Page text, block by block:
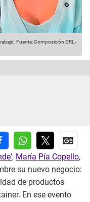
Fuente: Composición GRL-
, María Pía Copello,
su nuevo negocio:
de productos
En ese evento